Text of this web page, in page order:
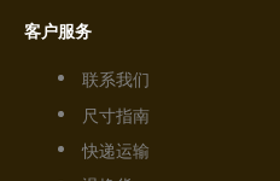
客户服务
联系我们
尺寸指南
快递运输